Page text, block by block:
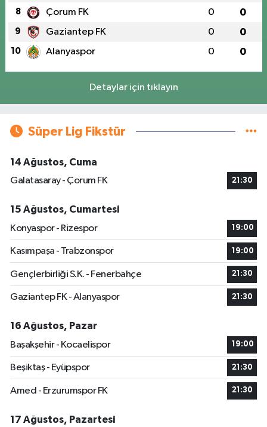
8 Çorum FK 0 0
9 Gaziantep FK 0 0
10 Alanyaspor 0 0
Detaylar için tıklayın
Süper Lig Fikstür
14 Ağustos, Cuma
Galatasaray - Çorum FK
21:30
15 Ağustos, Cumartesi
Konyaspor - Rizespor
19:00
Kasımpaşa - Trabzonspor 19:00
Gençlerbirliği S.K. - Fenerbahçe 21:30
Gaziantep FK - Alanyaspor 21:30
16 Ağustos, Pazar
Başakşehir - Kocaelispor
19:00
Beşiktaş - Eyüpspor 21:30
Amed - Erzurumspor FK 21:30
17 Ağustos, Pazartesi